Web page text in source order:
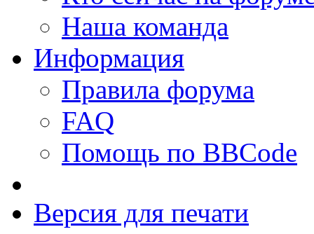
Наша команда
Информация
Правила форума
FAQ
Помощь по BBCode
Версия для печати